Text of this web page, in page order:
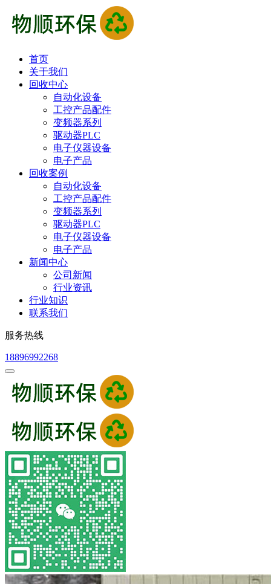
首页
关于我们
回收中心
自动化设备
工控产品配件
变频器系列
驱动器PLC
电子仪器设备
电子产品
回收案例
自动化设备
工控产品配件
变频器系列
驱动器PLC
电子仪器设备
电子产品
新闻中心
公司新闻
行业资讯
行业知识
联系我们
服务热线
18896992268